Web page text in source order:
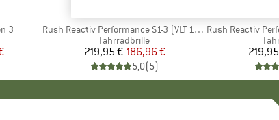
3
Preis
Artikel
Rush Reactiv Performance S1-3 (VLT 17 / 75%)
Produktgruppe
Fahrradbrille
Preis
219,95 € reduzierter Preis
186,96 €
5,0(5)
Artikel
Rush Reactiv